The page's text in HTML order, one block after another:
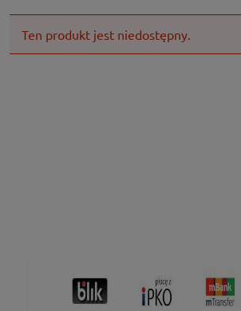
Ten produkt jest niedostępny.